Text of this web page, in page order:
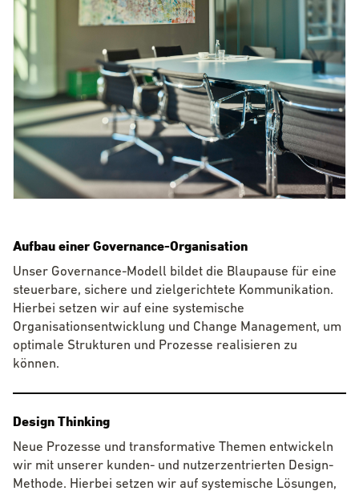
Aufbau einer Governance-Organisation
Unser Governance-Modell bildet die Blaupause für eine
steuerbare, sichere und zielgerichtete Kommunikation.
Hierbei setzen wir auf eine systemische
Organisationsentwicklung und Change Management, um
optimale Strukturen und Prozesse realisieren zu
können.
Design Thinking
Neue Prozesse und transformative Themen entwickeln
wir mit unserer kunden- und nutzerzentrierten Design-
Methode. Hierbei setzen wir auf systemische Lösungen,